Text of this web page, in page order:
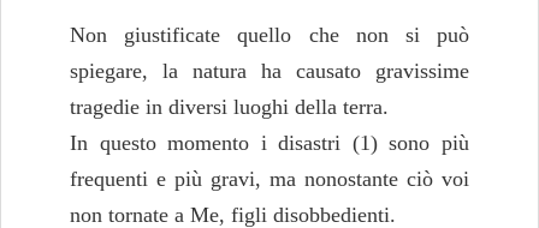
Non giustificate quello che non si può
spiegare, la natura ha causato gravissime
tragedie in diversi luoghi della terra.
In questo momento i disastri (1) sono più
frequenti e più gravi, ma nonostante ciò voi
non tornate a Me, figli disobbedienti.